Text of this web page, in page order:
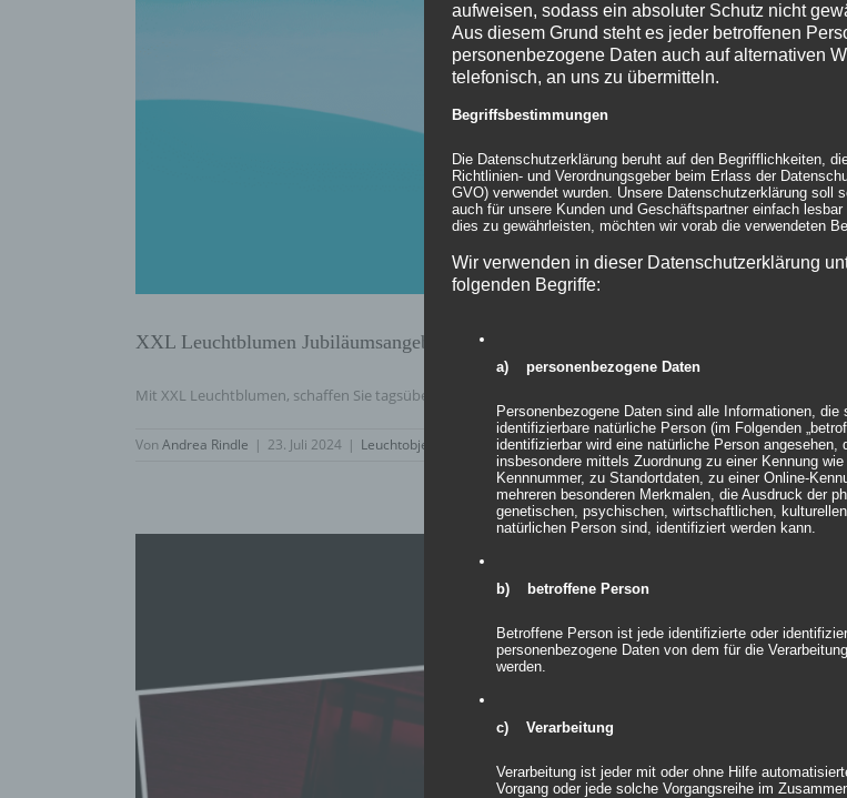
XXL Leuchtblumen Jubiläumsangebot – Wir lassen Blumen sprechen
Mit XXL Leuchtblumen, schaffen Sie tagsüber und nachts eine Sommerliche Stimmung. Profitieren sie von
Von Andrea Rindle | 23. Juli 2024 | Leuchtobjekte Dekoration | 0 Kommentare
aufweisen, sodass ein absoluter Schutz nicht
Aus diesem Grund steht es jeder betroffenen
personenbezogene Daten auch auf alternativen
telefonisch, an uns zu übermitteln.
Begriffsbestimmungen
Die Datenschutzerklärung beruht auf den Begrifflichkeiten,
Richtlinien- und Verordnungsgeber beim Erlass der
GVO) verwendet wurden. Unsere Datenschutzerklärung soll
auch für unsere Kunden und Geschäftspartner einfach
dies zu gewährleisten, möchten wir vorab die verwendeten
Wir verwenden in dieser Datenschutzerklärung
folgenden Begriffe:
a) personenbezogene Daten
Personenbezogene Daten sind alle Informationen,
identifizierbare natürliche Person (im Folgenden
identifizierbar wird eine natürliche Person angesehen,
insbesondere mittels Zuordnung zu einer Kennung
Kennnummer, zu Standortdaten, zu einer Online-
mehreren besonderen Merkmalen, die Ausdruck der
genetischen, psychischen, wirtschaftlichen,
natürlichen Person sind, identifiziert werden kann.
b) betroffene Person
Betroffene Person ist jede identifizierte oder
personenbezogene Daten von dem für die
werden.
c) Verarbeitung
Verarbeitung ist jeder mit oder ohne Hilfe
Vorgang oder jede solche Vorgangsreihe im